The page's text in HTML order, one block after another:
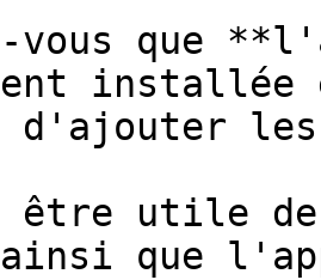
vous que
installée
d'ajouter
utile
que